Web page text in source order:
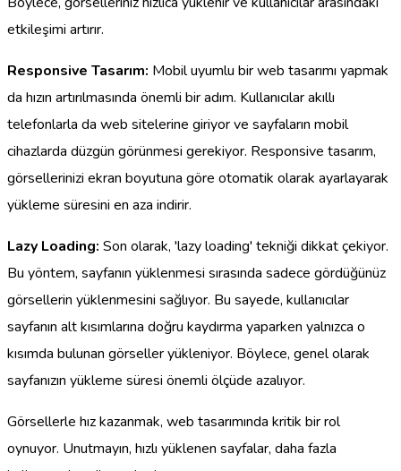
etkileşimi artırır.
Responsive Tasarım: Mobil uyumlu bir web tasarımı yapmak
da hızın artırılmasında önemli bir adım. Kullanıcılar akıllı
telefonlarla da web sitelerine giriyor ve sayfaların mobil
cihazlarda düzgün görünmesi gerekiyor. Responsive tasarım,
görsellerinizi ekran boyutuna göre otomatik olarak ayarlayarak
yükleme süresini en aza indirir.
Lazy Loading: Son olarak, 'lazy loading' tekniği dikkat çekiyor.
Bu yöntem, sayfanın yüklenmesi sırasında sadece gördüğünüz
görsellerin yüklenmesini sağlıyor. Bu sayede, kullanıcılar
sayfanın alt kısımlarına doğru kaydırma yaparken yalnızca o
kısımda bulunan görseller yükleniyor. Böylece, genel olarak
sayfanızın yükleme süresi önemli ölçüde azalıyor.
Görsellerle hız kazanmak, web tasarımında kritik bir rol
oynuyor. Unutmayın, hızlı yüklenen sayfalar, daha fazla